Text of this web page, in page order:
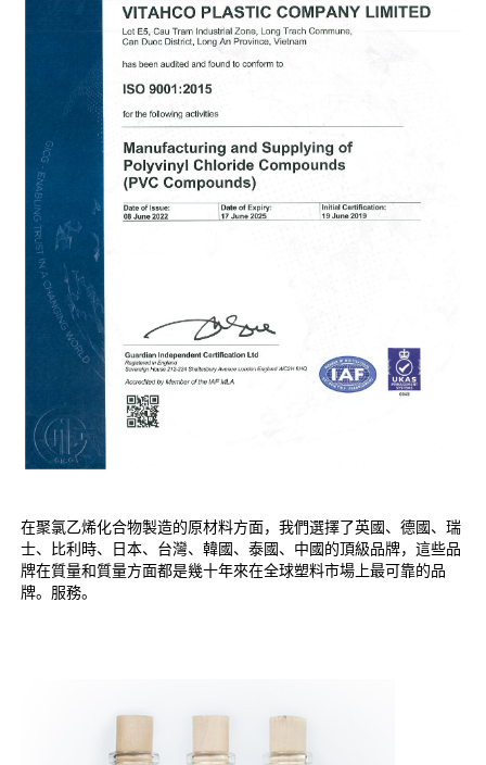
在聚氯乙烯化合物製造的原材料方面，我們選擇了英國、德國、瑞
士、比利時、日本、台灣、韓國、泰國、中國的頂級品牌，這些品
牌在質量和質量方面都是幾十年來在全球塑料市場上最可靠的品
牌。服務。